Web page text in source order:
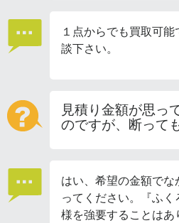
１点からでも買取可
談下さい。
見積り金額が思っ
のですが、断って
はい、希望の金額で
ってください。『ふ
様を強要することはあ